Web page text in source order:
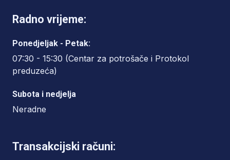
Radno vrijeme:
Ponedjeljak - Petak:
07:30 - 15:30 (Centar za potrošače i Protokol
preduzeća)
Subota i nedjelja
Neradne
Transakcijski računi: